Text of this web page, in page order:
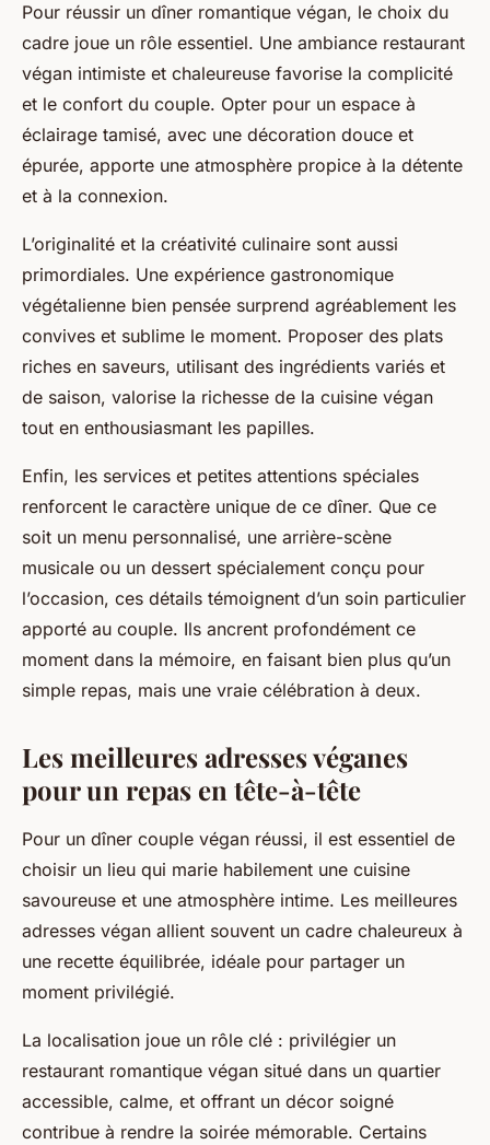
Pour réussir un dîner romantique végan, le choix du
cadre joue un rôle essentiel. Une ambiance restaurant
végan intimiste et chaleureuse favorise la complicité
et le confort du couple. Opter pour un espace à
éclairage tamisé, avec une décoration douce et
épurée, apporte une atmosphère propice à la détente
et à la connexion.
L’originalité et la créativité culinaire sont aussi
primordiales. Une expérience gastronomique
végétalienne bien pensée surprend agréablement les
convives et sublime le moment. Proposer des plats
riches en saveurs, utilisant des ingrédients variés et
de saison, valorise la richesse de la cuisine végan
tout en enthousiasmant les papilles.
Enfin, les services et petites attentions spéciales
renforcent le caractère unique de ce dîner. Que ce
soit un menu personnalisé, une arrière-scène
musicale ou un dessert spécialement conçu pour
l’occasion, ces détails témoignent d’un soin particulier
apporté au couple. Ils ancrent profondément ce
moment dans la mémoire, en faisant bien plus qu’un
simple repas, mais une vraie célébration à deux.
Les meilleures adresses véganes
pour un repas en tête-à-tête
Pour un dîner couple végan réussi, il est essentiel de
choisir un lieu qui marie habilement une cuisine
savoureuse et une atmosphère intime. Les meilleures
adresses végan allient souvent un cadre chaleureux à
une recette équilibrée, idéale pour partager un
moment privilégié.
La localisation joue un rôle clé : privilégier un
restaurant romantique végan situé dans un quartier
accessible, calme, et offrant un décor soigné
contribue à rendre la soirée mémorable. Certains